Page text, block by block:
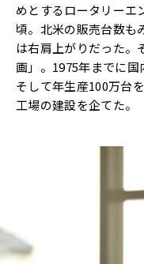
めとするロータリーエ
頃。北米の販売台数も
は右肩上がりだった。
画」。1975年までに国
そして年生産100万台
工場の建設を企てた。